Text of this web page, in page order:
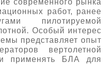
работ, ранее
пилотируемой
Особый интерес
представляет опыт
вертолетной
применять БЛА для